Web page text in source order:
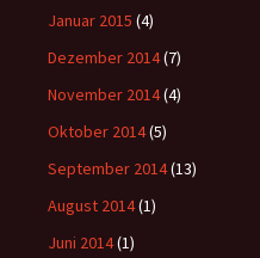
Januar 2015 (4)
Dezember 2014(7)
November 2014(4)
Oktober 2014(5)
September 2014(13)
August 2014(1)
Juni 2014(1)